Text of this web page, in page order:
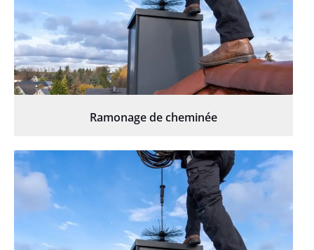
Ramonage de cheminée